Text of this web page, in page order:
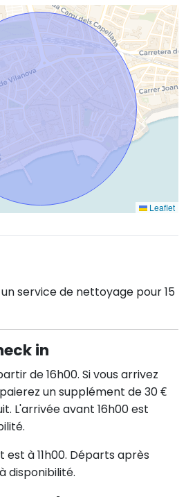
Leaflet
service de nettoyage pour 15
in
de 16h00. Si vous arrivez
un supplément de 30 €
L'arrivée avant 16h00 est
est à 11h00. Départs après
disponibilité.